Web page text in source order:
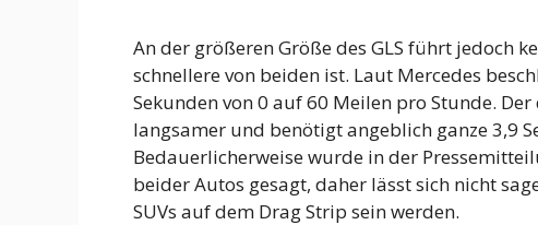
An der größeren Größe des GLS führt jedoch
schnellere von beiden ist. Laut Mercedes
Sekunden von 0 auf 60 Meilen pro Stunde.
langsamer und benötigt angeblich ganze 3,9
Bedauerlicherweise wurde in der
beider Autos gesagt, daher lässt sich nicht
SUVs auf dem Drag Strip sein werden.